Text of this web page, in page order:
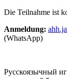
Die Teilnahme ist
Anmeldung:
(WhatsApp)
Русскоязычный